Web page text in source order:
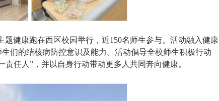
题健康跑在西区校园举行，近150名师生参与。活动融入健康
们的结核病防控意识及能力。活动倡导全校师生积极行动
任人”，并以自身行动带动更多人共同奔向健康。